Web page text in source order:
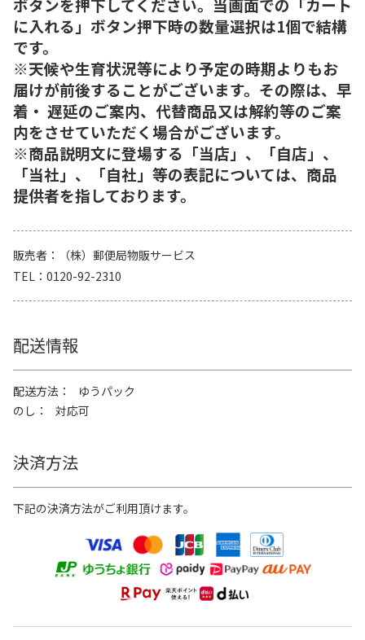
に入れる」ボタン押下時の数量選択は1個で結構
です。
※天候や生育状況等により予定の時期よりもお
届けが前後することがございます。その際は、早
着・ 遅延のご案内、代替商品又は解約等のご案
内をさせていただく場合がございます。
※商品説明文に登場する「当店」、「自店」、
「当社」、「自社」等の表記については、商品
提供者を指しております。
販売者
（株）郵便局物販サービス
TEL
0120-92-2310
配送情報
配送方法
ゆうパック
のし
対応可
決済方法
下記の決済方法がご利用頂けます。